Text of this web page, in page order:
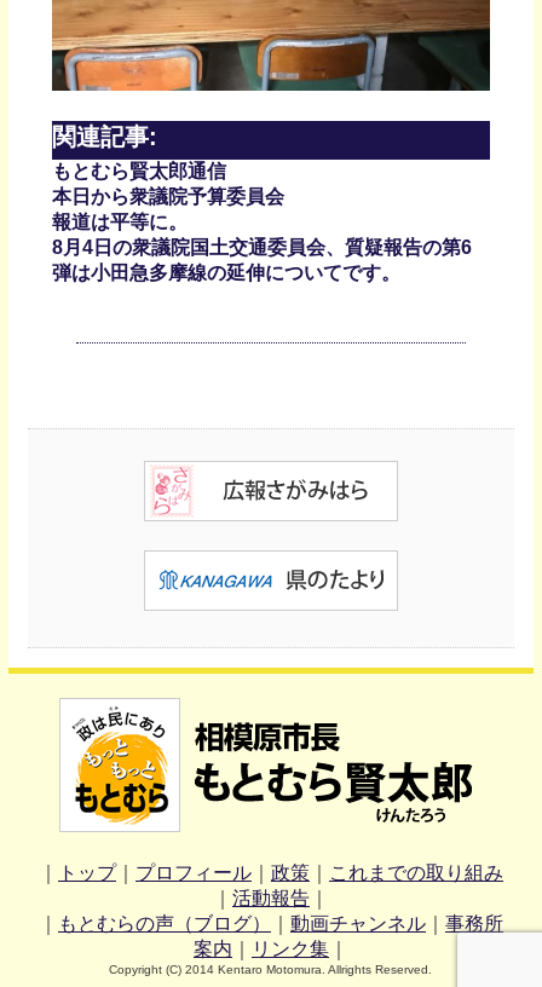
関連記事:
もとむら賢太郎通信
本日から衆議院予算委員会
報道は平等に。
8月4日の衆議院国土交通委員会、質疑報告の第6
弾は小田急多摩線の延伸についてです。
トップ｜ プロフィール｜ 政策｜
これまでの取り組み
活動報告｜
もとむらの声（ブログ） 動画チャンネル｜ 事務所
案内
リンク集｜
Copyright (C) 2014 Kentaro Motomura. Allrights Reserved.